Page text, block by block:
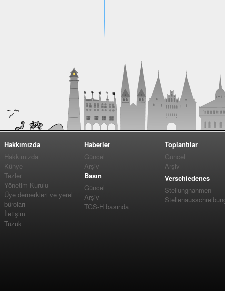
Hakkımızda
Hakkımızda
Künye
Tezler
Yönetim Kurulu
Üye dernerkleri ve yerel
büroları
İletişim
Tüzük
Haberler
Güncel
Arşiv
Basın
Güncel
Arşiv
TGS-H basında
Toplantılar
Güncel
Arşiv
Verschiedenes
Stellungnahmen